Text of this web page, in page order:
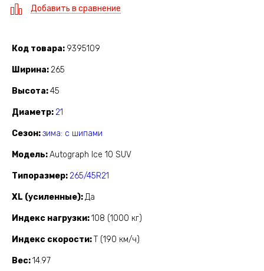
Добавить в сравнение
Код товара 9395109
Ширина 265
Высота 45
Диаметр 21
Сезон зима: с шипами
Модель Autograph Ice 10 SUV
Типоразмер 265/45R21
XL (усиленные) Да
Индекс нагрузки 108 (1000 кг)
Индекс скорости T (190 км/ч)
Вес 14.97